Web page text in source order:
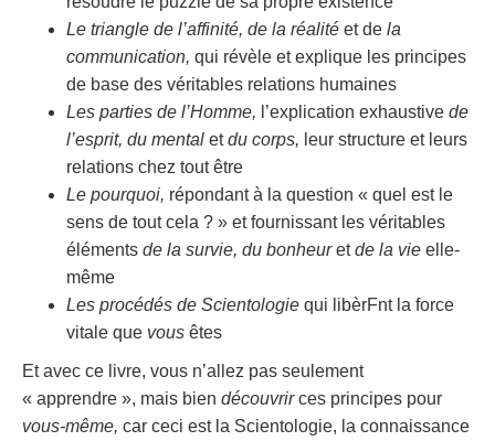
Le triangle de l’affinité, de la réalité et de la
communication, qui révèle et explique les principes
de base des véritables relations humaines
Les parties de l’Homme, l’explication exhaustive de
l’esprit, du mental etdu corps, leur structure et leurs
relations chez tout être
Le pourquoi, répondant à la question « quel est le
sens de tout cela ? » et fournissant les véritables
éléments de la survie, du bonheuretde la vie elle-
même
Les procédés de Scientologie qui libèrFnt la force
vitale que vous êtes
Et avec ce livre, vous n’allez pas seulement
« apprendre », mais bien découvrirces principes pour
vous-même, car ceci est la Scientologie, la connaissance